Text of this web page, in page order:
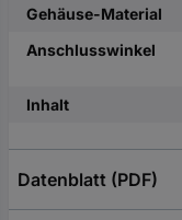
Gehäuse-Material
Anschlusswinkel
Inhalt
Datenblatt (PDF)